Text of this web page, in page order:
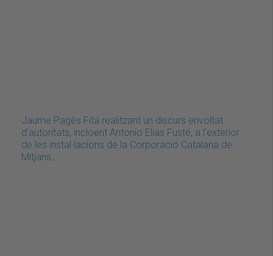
Jaume Pagès Fita realitzant un discurs envoltat
d'autoritats, incloent Antonio Elias Fusté, a l'exterior
de les instal·lacions de la Corporació Catalana de
Mitjans…